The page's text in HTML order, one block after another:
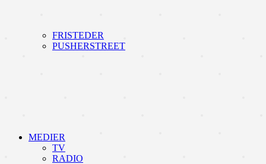
FRISTEDER
PUSHERSTREET
MEDIER
TV
RADIO